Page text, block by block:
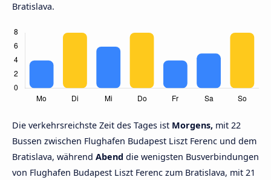
Bratislava.
Die verkehrsreichste Zeit des Tages ist Morgens, mit 22
Bussen zwischen Flughafen Budapest Liszt Ferenc und dem
Bratislava, während Abend die wenigsten Busverbindungen
von Flughafen Budapest Liszt Ferenc zum Bratislava, mit 21